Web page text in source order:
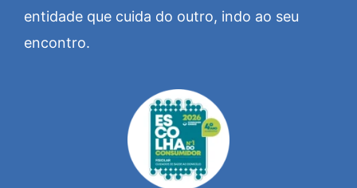
entidade que cuida do outro, indo ao seu
encontro.